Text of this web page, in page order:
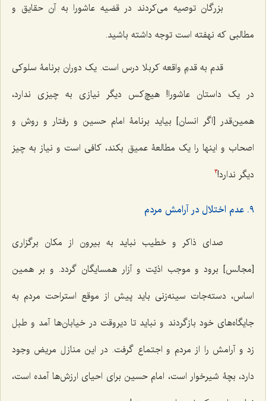
بزرگان توصیه می‌کردند در قضیه عاشورا به آن حقایق و
مطالبی که نهفته است توجه داشته باشید.
قدم به قدمِ واقعه کربلا درس است. یک دوران برنامۀ سلوکی
در یک داستان عاشورا! هیچ‌کس دیگر نیازی به چیزی ندارد،
همین‌قدر [اگر انسان] بیاید برنامۀ امام حسین و رفتار و روش و
اصحاب و اینها را یک مطالعۀ عمیق بکند، کافی است و نیاز به چیز
دیگر ندارد!3
٩. عدم اختلال در آرامش مردم
صدای ذاکر و خطیب نباید به بیرون از مکان برگزاری
[مجالس] برود و موجب اذیّت و آزار همسایگان گردد. و بر همین
اساس، دسته‌جات سینه‌زنی باید پیش از موقع استراحت مردم به
جایگاه‌های خود بازگردند و نباید تا دیروقت در خیابان‌ها آمد و طبل
زد و آرامش را از مردم و اجتماع گرفت. در این منازل مریض وجود
دارد، بچۀ شیرخوار است، امام حسین برای احیای ارزش‌ها آمده است،